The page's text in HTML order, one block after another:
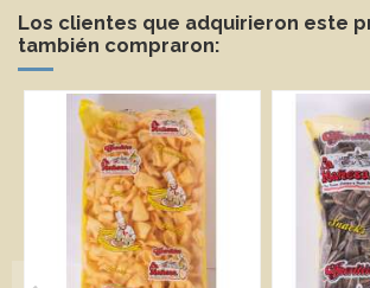
Los clientes que adquirieron este
también compraron: